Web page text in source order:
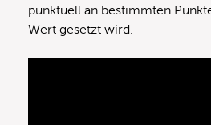
punktuell an bestimmten
Wert gesetzt wird.